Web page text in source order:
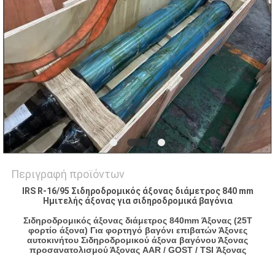
Περιγραφή προϊόντων
IRS R-16/95 Σιδηροδρομικός άξονας διάμετρος 840 mm
Ημιτελής άξονας για σιδηροδρομικά βαγόνια
Σιδηροδρομικός άξονας διάμετρος 840mm Άξονας (25T
φορτίο άξονα) Για φορτηγό βαγόνι επιβατών Άξονες
αυτοκινήτου Σιδηροδρομικού άξονα βαγόνου Άξονας
προσανατολισμού Άξονας AAR / GOST / TSI Άξονας